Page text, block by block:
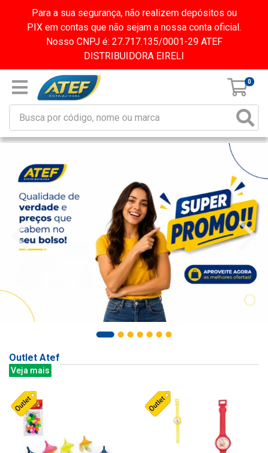
Para a sua segurança, não realizem depósitos ou
PIX em contas que não sejam a nossa conta oficial.
Nosso CNPJ é: 27.717.135/0001-29 ATEF
DISTRIBUIDORA EIRELI
0
Outlet Atef
Veja mais